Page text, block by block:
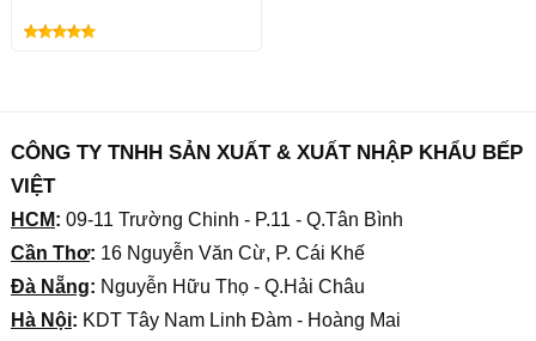
CÔNG TY TNHH SẢN XUẤT & XUẤT NHẬP KHẨU BẾP
VIỆT
HCM: 09-11 Trường Chinh - P.11 - Q.Tân Bình
Cần Thơ: 16 Nguyễn Văn Cừ, P. Cái Khế
Đà Nẵng: Nguyễn Hữu Thọ - Q.Hải Châu
Hà Nội: KDT Tây Nam Linh Đàm - Hoàng Mai